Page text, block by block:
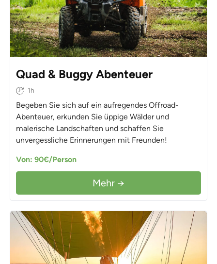
Quad & Buggy Abenteuer
1h
Begeben Sie sich auf ein aufregendes Offroad-
Abenteuer, erkunden Sie üppige Wälder und
malerische Landschaften und schaffen Sie
unvergessliche Erinnerungen mit Freunden!
Von: 90€/Person
Mehr →